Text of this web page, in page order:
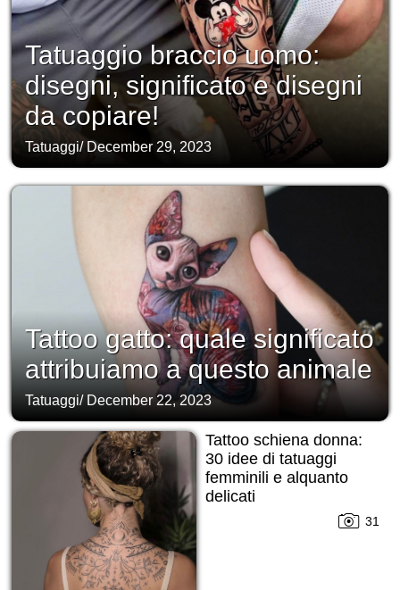
Tatuaggio braccio uomo:
disegni, significato e disegni
da copiare!
Tatuaggi/ December 29, 2023
Tattoo gatto: quale significato
attribuiamo a questo animale
Tatuaggi/ December 22, 2023
Tattoo schiena donna:
30 idee di tatuaggi
femminili e alquanto
delicati
31